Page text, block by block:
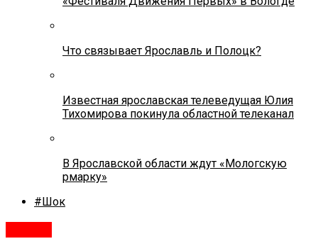
Что связывает Ярославль и Полоцк?
Известная ярославская телеведущая Юлия
Тихомирова покинула областной телеканал
В Ярославской области ждут «Мологскую
рмарку»
#Шок